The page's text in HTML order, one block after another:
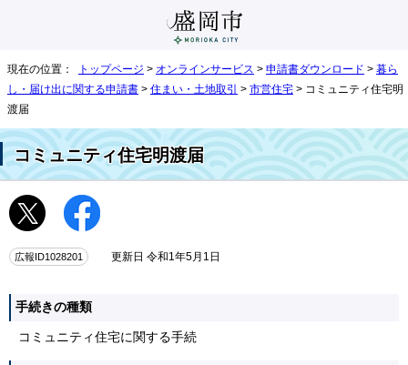
現在の位置： トップページ > オンラインサービス > 申請書ダウンロード > 暮ら
し・届け出に関する申請書 > 住まい・土地取引 > 市営住宅 > コミュニティ住宅明
渡届
コミュニティ住宅明渡届
広報ID1028201 更新日 令和1年5月1日
手続きの種類
コミュニティ住宅に関する手続